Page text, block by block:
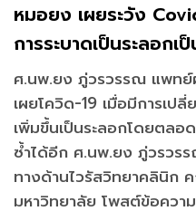
หมอยง เผยระวัง
การระบาดเป็นระลอกเ
ศ.นพ.ยง ภู่วรวรรณ แพทย์
เผยโควิด-19 เมื่อมีการเป
เพิ่มขึ้นเป็นระลอกโดยตลอ
ซ้ำได้อีก ศ.นพ.ยง ภู่วรวร
ทางด้านไวรัสวิทยาคลินิก
มหาวิทยาลัย โพสต์ข้อควา